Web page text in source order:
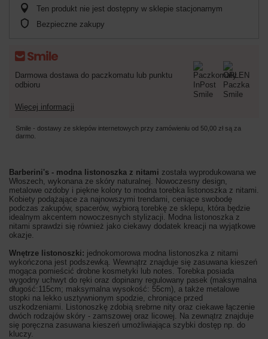
Ten produkt nie jest dostępny w sklepie stacjonarnym
Bezpieczne zakupy
Darmowa dostawa do paczkomatu lub punktu
odbioru
Więcej informacji
Smile - dostawy ze sklepów internetowych przy zamówieniu od 50,00 zł są za
darmo.
Barberini's - modna listonoszka z nitami została wyprodukowana we
Włoszech, wykonana ze skóry naturalnej. Nowoczesny design,
metalowe ozdoby i piękne kolory to modna torebka listonoszka z nitami.
Kobiety podążające za najnowszymi trendami, ceniące swobodę
podczas zakupów, spacerów, wybiorą torebkę ze sklepu, która będzie
idealnym akcentem nowoczesnych stylizacji. Modna listonoszka z
nitami sprawdzi się również jako ciekawy dodatek kreacji na wyjątkowe
okazje.
Wnętrze listonoszki: jednokomorowa modna listonoszka z nitami
wykończona jest podszewką. Wewnątrz znajduje się zasuwana kieszeń
mogąca pomieścić drobne kosmetyki lub notes. Torebka posiada
wygodny uchwyt do ręki oraz dopinany regulowany pasek (maksymalna
długość:115cm; maksymalna wysokość: 55cm), a także metalowe
stopki na lekko usztywnionym spodzie, chroniące przed
uszkodzeniami. Listonoszkę zdobią srebrne nity oraz ciekawe łączenie
dwóch rodzajów skóry - zamszowej oraz licowej. Na zewnątrz znajduje
się poręczna zasuwana kieszeń umożliwiająca szybki dostęp np. do
kluczy.